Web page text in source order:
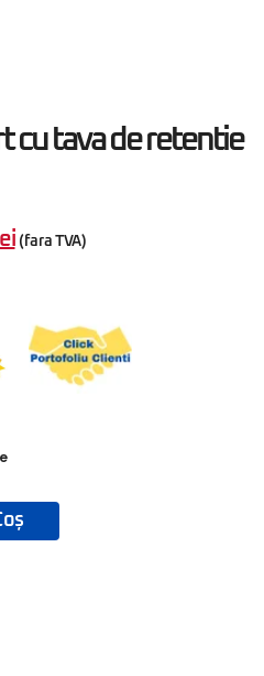
cu tava de retentie
(fara TVA)